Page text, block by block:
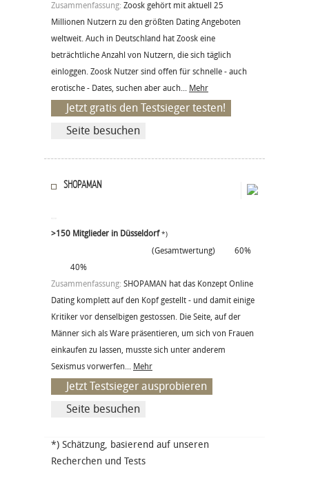
Zusammenfassung: Zoosk gehört mit aktuell 25
Millionen Nutzern zu den größten Dating Angeboten
weltweit. Auch in Deutschland hat Zoosk eine
beträchtliche Anzahl von Nutzern, die sich täglich
einloggen. Zoosk Nutzer sind offen für schnelle - auch
erotische - Dates, suchen aber auch... Mehr
Jetzt gratis den Testsieger testen!
Seite besuchen
SHOPAMAN
>150 Mitglieder in Düsseldorf*)
(Gesamtwertung)
60%
40%
Zusammenfassung: SHOPAMAN hat das Konzept Online
Dating komplett auf den Kopf gestellt - und damit einige
Kritiker vor denselbigen gestossen. Die Seite, auf der
Männer sich als Ware präsentieren, um sich von Frauen
einkaufen zu lassen, musste sich unter anderem
Sexismus vorwerfen... Mehr
Jetzt Testsieger ausprobieren
Seite besuchen
*) Schätzung, basierend auf unseren
Recherchen und Tests